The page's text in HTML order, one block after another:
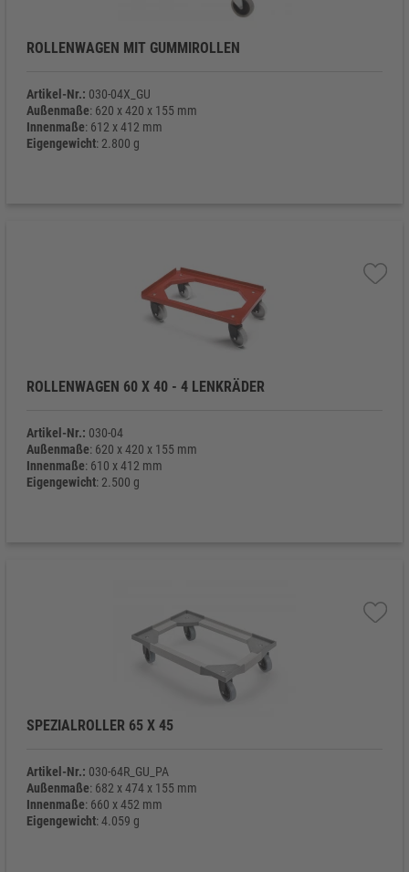
ROLLENWAGEN MIT GUMMIROLLEN
Artikel-Nr.: 030-04X_GU
Außenmaße: 620 x 420 x 155 mm
Innenmaße: 612 x 412 mm
Eigengewicht: 2.800 g
ROLLENWAGEN 60 X 40 - 4 LENKRÄDER
Artikel-Nr.: 030-04
Außenmaße: 620 x 420 x 155 mm
Innenmaße: 610 x 412 mm
Eigengewicht: 2.500 g
SPEZIALROLLER 65 X 45
Artikel-Nr.: 030-64R_GU_PA
Außenmaße: 682 x 474 x 155 mm
Innenmaße: 660 x 452 mm
Eigengewicht: 4.059 g